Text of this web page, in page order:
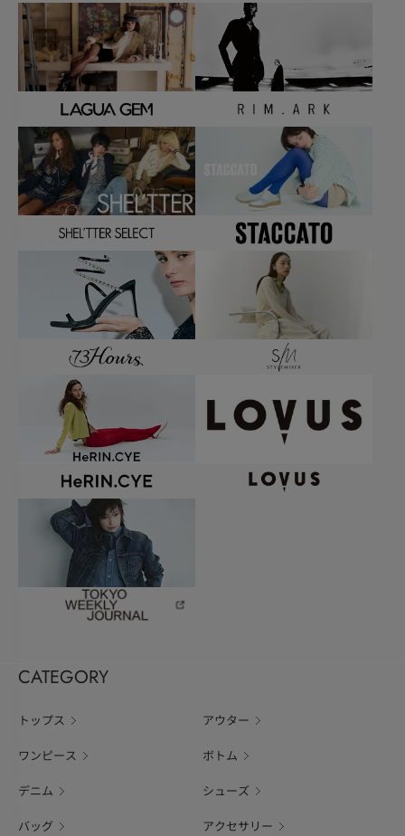
CATEGORY
トップス アウター
ワンピース ボトム
デニム シューズ
バッグ アクセサリー